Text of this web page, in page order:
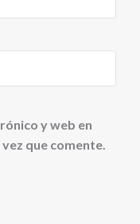
y web en
que comente.